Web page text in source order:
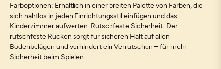
Farboptionen: Erhältlich in einer breiten Palette von Farben, die
sich nahtlos in jeden Einrichtungsstil einfügen und das
Kinderzimmer aufwerten. Rutschfeste Sicherheit: Der
rutschfeste Rücken sorgt für sicheren Halt auf allen
Bodenbelägen und verhindert ein Verrutschen – für mehr
Sicherheit beim Spielen.